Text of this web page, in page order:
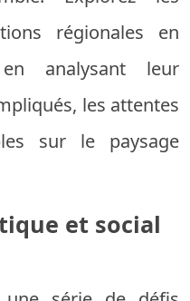
régionales en
analysant leur
les attentes
sur le paysage
et social